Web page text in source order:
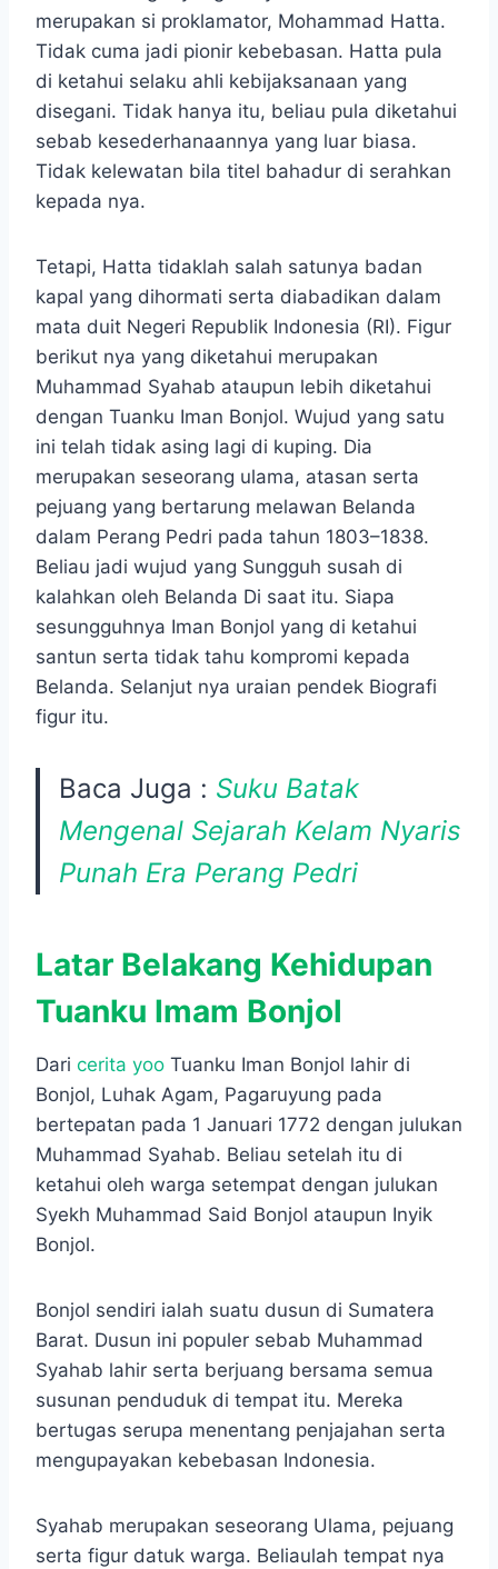
merupakan si proklamator, Mohammad Hatta.
Tidak cuma jadi pionir kebebasan. Hatta pula
di ketahui selaku ahli kebijaksanaan yang
disegani. Tidak hanya itu, beliau pula diketahui
sebab kesederhanaannya yang luar biasa.
Tidak kelewatan bila titel bahadur di serahkan
kepada nya.
Tetapi, Hatta tidaklah salah satunya badan
kapal yang dihormati serta diabadikan dalam
mata duit Negeri Republik Indonesia (RI). Figur
berikut nya yang diketahui merupakan
Muhammad Syahab ataupun lebih diketahui
dengan Tuanku Iman Bonjol. Wujud yang satu
ini telah tidak asing lagi di kuping. Dia
merupakan seseorang ulama, atasan serta
pejuang yang bertarung melawan Belanda
dalam Perang Pedri pada tahun 1803–1838.
Beliau jadi wujud yang Sungguh susah di
kalahkan oleh Belanda Di saat itu. Siapa
sesungguhnya Iman Bonjol yang di ketahui
santun serta tidak tahu kompromi kepada
Belanda. Selanjut nya uraian pendek Biografi
figur itu.
Baca Juga : Suku Batak
Mengenal Sejarah Kelam Nyaris
Punah Era Perang Pedri
Latar Belakang Kehidupan
Tuanku Imam Bonjol
Dari cerita yoo Tuanku Iman Bonjol lahir di
Bonjol, Luhak Agam, Pagaruyung pada
bertepatan pada 1 Januari 1772 dengan julukan
Muhammad Syahab. Beliau setelah itu di
ketahui oleh warga setempat dengan julukan
Syekh Muhammad Said Bonjol ataupun Inyik
Bonjol.
Bonjol sendiri ialah suatu dusun di Sumatera
Barat. Dusun ini populer sebab Muhammad
Syahab lahir serta berjuang bersama semua
susunan penduduk di tempat itu. Mereka
bertugas serupa menentang penjajahan serta
mengupayakan kebebasan Indonesia.
Syahab merupakan seseorang Ulama, pejuang
serta figur datuk warga. Beliaulah tempat nya